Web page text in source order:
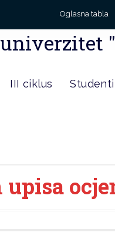
Oglasna tabla
III ciklus Studenti